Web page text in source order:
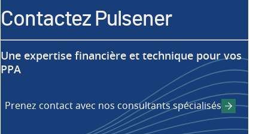
Contactez Pulsener
Une expertise financière et technique pour vos
PPA
Prenez contact avec nos consultants spécialisés